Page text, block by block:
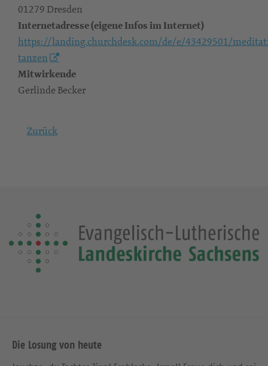
01279 Dresden
Internetadresse (eigene Infos im Internet)
https://landing.churchdesk.com/de/e/43429501/
tanzen
Mitwirkende
Gerlinde Becker
Zurück
Die Losung von heute